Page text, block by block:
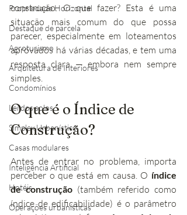
Propriedade Horizontal
Destaque de parcela
Agroturismo
Arquitetura de Interiores
Condomínios
Lei dos solos
Simplex Urbanístico
Casas modulares
Inteligência Artificial
Hotéis
Operações urbanísticas
construção. O que fazer? Esta é uma
situação mais comum do que possa
parecer, especialmente em loteamentos
aprovados há várias décadas, e tem uma
resposta clara — embora nem sempre
simples.
O que é o Índice de
Construção?
Antes de entrar no problema, importa
perceber o que está em causa. O índice
de construção (também referido como
índice de edificabilidade) é o parâmetro